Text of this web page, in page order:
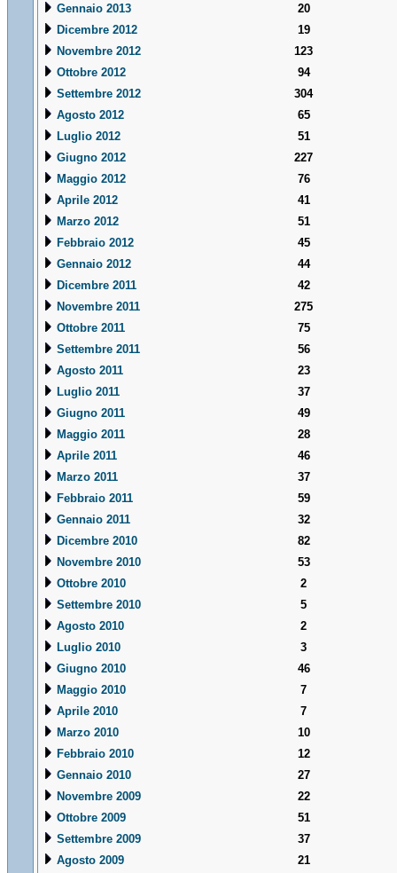
Gennaio 2013
20
Dicembre 2012
19
Novembre 2012
123
Ottobre 2012
94
Settembre 2012
304
Agosto 2012
65
Luglio 2012
51
Giugno 2012
227
Maggio 2012
76
Aprile 2012
41
Marzo 2012
51
Febbraio 2012
45
Gennaio 2012
44
Dicembre 2011
42
Novembre 2011
275
Ottobre 2011
75
Settembre 2011
56
Agosto 2011
23
Luglio 2011
37
Giugno 2011
49
Maggio 2011
28
Aprile 2011
46
Marzo 2011
37
Febbraio 2011
59
Gennaio 2011
32
Dicembre 2010
82
Novembre 2010
53
Ottobre 2010
2
Settembre 2010
5
Agosto 2010
2
Luglio 2010
3
Giugno 2010
46
Maggio 2010
7
Aprile 2010
7
Marzo 2010
10
Febbraio 2010
12
Gennaio 2010
27
Novembre 2009
22
Ottobre 2009
51
Settembre 2009
37
Agosto 2009
21